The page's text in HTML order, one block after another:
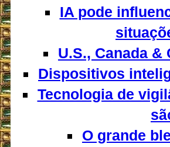
IA pode
U.S., Canada &
Dispositivos
Tecnologia de
O grande